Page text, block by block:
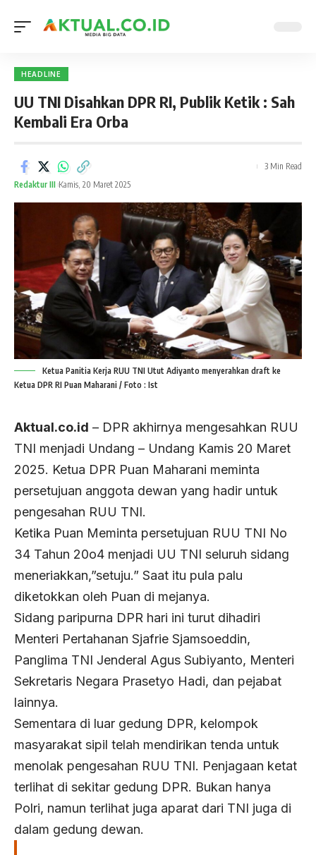
HEADLINE
UU TNI Disahkan DPR RI, Publik Ketik : Sah
Kembali Era Orba
Redaktur III Kamis, 20 Maret 2025
3 Min Read
Ketua Panitia Kerja RUU TNI Utut Adiyanto menyerahkan draft ke
Ketua DPR RI Puan Maharani / Foto : Ist
Aktual.co.id – DPR akhirnya mengesahkan RUU
TNI menjadi Undang – Undang Kamis 20 Maret
2025. Ketua DPR Puan Maharani meminta
persetujuan anggota dewan yang hadir untuk
pengesahan RUU TNI.
Ketika Puan Meminta persetujuan RUU TNI No
34 Tahun 20o4 menjadi UU TNI seluruh sidang
meneriakkan,”setuju.” Saat itu pula palu
diketokkan oleh Puan di mejanya.
Sidang paripurna DPR hari ini turut dihadiri
Menteri Pertahanan Sjafrie Sjamsoeddin,
Panglima TNI Jenderal Agus Subiyanto, Menteri
Sekretaris Negara Prasetyo Hadi, dan pejabat
lainnya.
Sementara di luar gedung DPR, kelompok
masyarakat sipil telah mendirikan tenda untuk
menolak pengesahan RUU TNI. Penjagaan ketat
terlihat di sekitar gedung DPR. Bukan hanya
Polri, namun terlihat juga aparat dari TNI juga di
dalam gedung dewan.